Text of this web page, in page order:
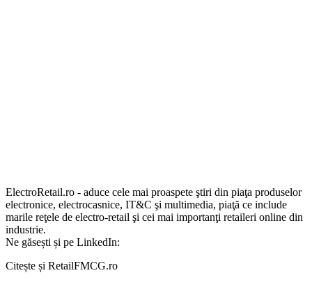
ElectroRetail.ro - aduce cele mai proaspete ştiri din piaţa produselor
electronice, electrocasnice, IT&C şi multimedia, piaţă ce include
marile reţele de electro-retail şi cei mai importanţi retaileri online din
industrie.
Ne găsești și pe LinkedIn:
Citește și RetailFMCG.ro